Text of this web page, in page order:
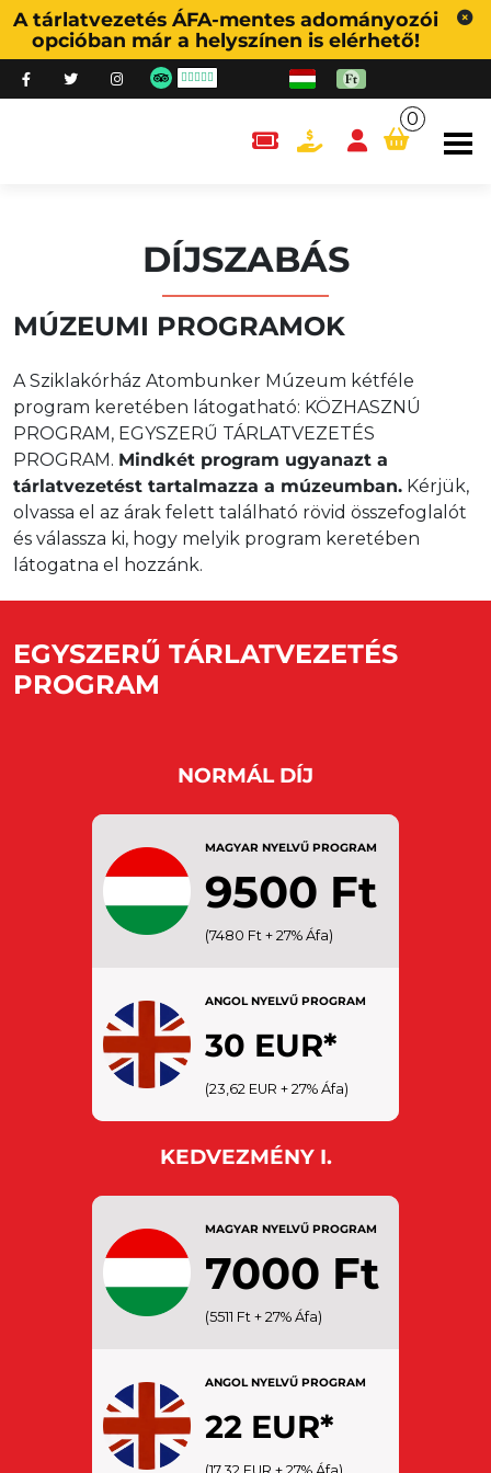
A tárlatvezetés ÁFA-mentes adományozói
opcióban már a helyszínen is elérhető!
content.cart
0
DÍJSZABÁS
MÚZEUMI PROGRAMOK
A Sziklakórház Atombunker Múzeum kétféle
program keretében látogatható: KÖZHASZNÚ
PROGRAM, EGYSZERŰ TÁRLATVEZETÉS
PROGRAM. Mindkét program ugyanazt a
tárlatvezetést tartalmazza a múzeumban. Kérjük,
olvassa el az árak felett található rövid összefoglalót
és válassza ki, hogy melyik program keretében
látogatna el hozzánk.
EGYSZERŰ TÁRLATVEZETÉS
PROGRAM
NORMÁL DÍJ
MAGYAR NYELVŰ PROGRAM
9500 Ft
(7480 Ft + 27% Áfa)
ANGOL NYELVŰ PROGRAM
30 EUR*
(23,62 EUR + 27% Áfa)
FELNŐTT: 18 – 65 éves kor
között
CSALÁD: 1 felnőtt és 1 gyermek
(6-18 év között)
KEDVEZMÉNY I.
MAGYAR NYELVŰ PROGRAM
7000 Ft
(5511 Ft + 27% Áfa)
ANGOL NYELVŰ PROGRAM
22 EUR*
(17,32 EUR + 27% Áfa)
SENIOR: 65 év felettiek
diákigazolvánnyal